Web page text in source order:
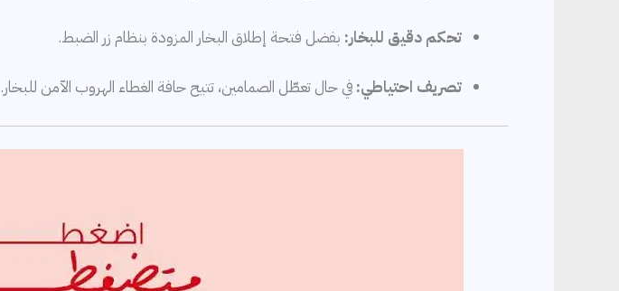
تحكم دقيق للبخار: بفضل فتحة إطلاق البخار المزودة بنظام زر الضبط.
تصريف احتياطي: في حال تعطّل الصمامين، تتيح حافة الغطاء الهروب الآمن للبخار.